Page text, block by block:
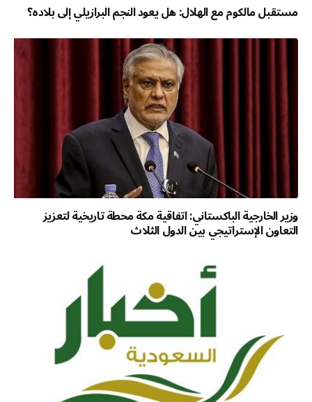
مستقبل مالكوم مع الهلال: هل يعود النجم البرازيلي إلى بلاده؟
وزير الخارجية الباكستاني: اتفاقية مكة محطة تاريخية لتعزيز
التعاون الإستراتيجي بين الدول الثلاث